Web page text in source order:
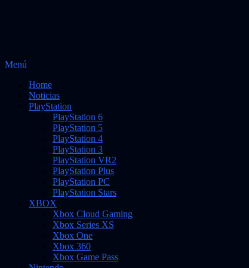
Noticias sobre videojuegos
Menú
contenido
Home
Noticias
PlayStation
PlayStation 6
PlayStation 5
PlayStation 4
PlayStation 3
PlayStation VR2
PlayStation Plus
PlayStation PC
PlayStation Stars
XBOX
Xbox Cloud Gaming
Xbox Series XS
Xbox One
Xbox 360
Xbox Game Pass